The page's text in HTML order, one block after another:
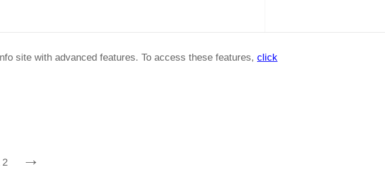
site with advanced features. To access these features, click
2 →